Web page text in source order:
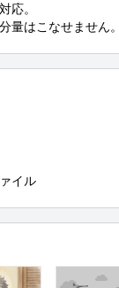
応。
量はこなせません。
イル